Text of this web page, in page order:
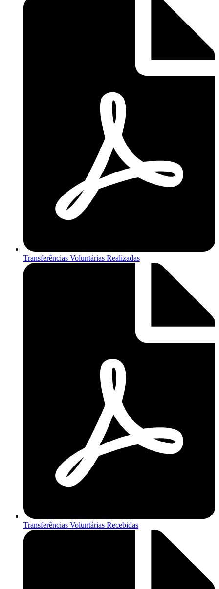
Transferências Voluntárias Realizadas
Transferências Voluntárias Recebidas